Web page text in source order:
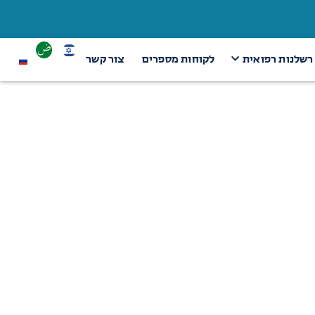
רשלנות רפואית לקוחות מספרים צור קשר